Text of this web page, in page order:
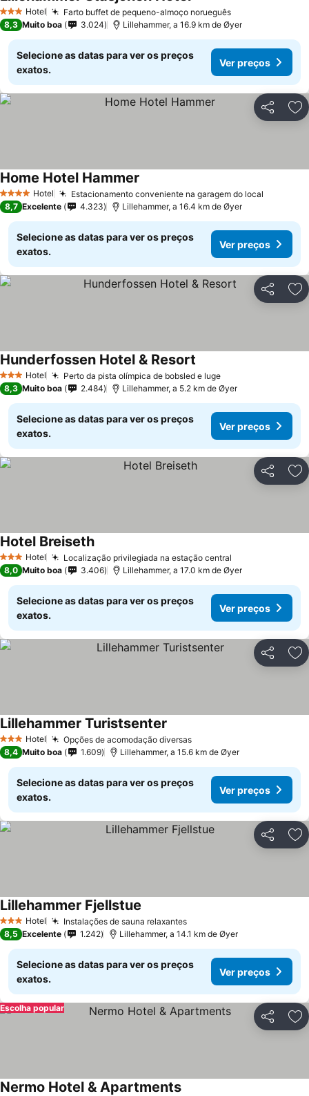
3 EstrelasHotel Farto buffet de pequeno-almoço norueguês
8,3 Muito boa 3.024 Lillehammer, a 16.9 km de Øyer
Selecione as datas para ver os preços
exatos.
Ver preços
Partilhar
4 EstrelasHotel Estacionamento conveniente na garagem do local
Home Hotel Hammer
8,7 Excelente 4.323 Lillehammer, a 16.4 km de Øyer
Selecione as datas para ver os preços
exatos.
Ver preços
Partilhar
3 EstrelasHotel Perto da pista olímpica de bobsled e luge
Hunderfossen Hotel & Resort
8,3 Muito boa 2.484 Lillehammer, a 5.2 km de Øyer
Selecione as datas para ver os preços
exatos.
Ver preços
Partilhar
3 EstrelasHotel Localização privilegiada na estação central
Hotel Breiseth
8,0 Muito boa 3.406 Lillehammer, a 17.0 km de Øyer
Selecione as datas para ver os preços
exatos.
Ver preços
Partilhar
3 EstrelasHotel Opções de acomodação diversas
Lillehammer Turistsenter
8,4 Muito boa 1.609 Lillehammer, a 15.6 km de Øyer
Selecione as datas para ver os preços
exatos.
Ver preços
Partilhar
3 EstrelasHotel Instalações de sauna relaxantes
Lillehammer Fjellstue
8,5 Excelente 1.242 Lillehammer, a 14.1 km de Øyer
Selecione as datas para ver os preços
exatos.
Ver preços
Partilhar
Escolha popular
Nermo Hotel & Apartments